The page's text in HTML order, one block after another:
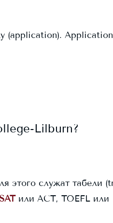
(application).
Lilburn?
этого служат табели
или ACT, TOEFL или